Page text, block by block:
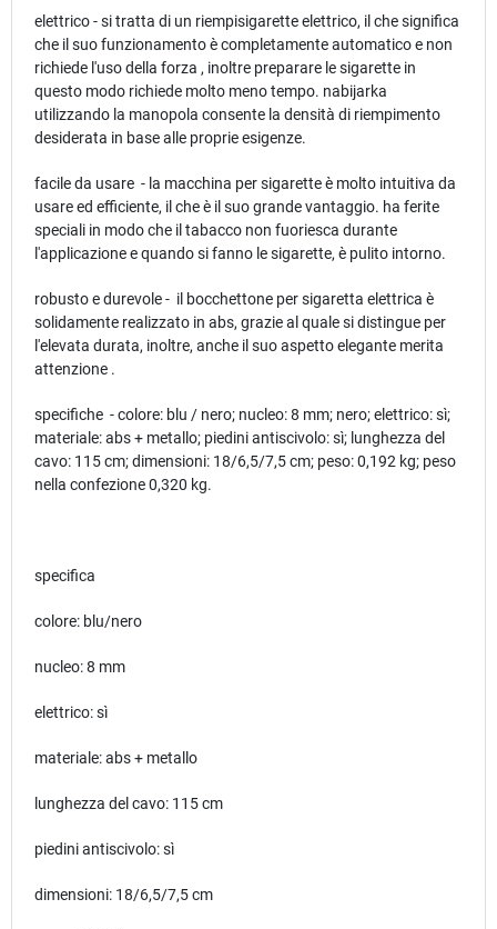
elettrico - si tratta di un riempisigarette elettrico, il che significa
che il suo funzionamento è completamente automatico e non
richiede l'uso della forza , inoltre preparare le sigarette in
questo modo richiede molto meno tempo. nabijarka
utilizzando la manopola consente la densità di riempimento
desiderata in base alle proprie esigenze.
facile da usare - la macchina per sigarette è molto intuitiva da
usare ed efficiente, il che è il suo grande vantaggio. ha ferite
speciali in modo che il tabacco non fuoriesca durante
l'applicazione e quando si fanno le sigarette, è pulito intorno.
robusto e durevole - il bocchettone per sigaretta elettrica è
solidamente realizzato in abs, grazie al quale si distingue per
l'elevata durata, inoltre, anche il suo aspetto elegante merita
attenzione .
specifiche - colore: blu / nero; nucleo: 8 mm; nero; elettrico: sì;
materiale: abs + metallo; piedini antiscivolo: sì; lunghezza del
cavo: 115 cm; dimensioni: 18/6,5/7,5 cm; peso: 0,192 kg; peso
nella confezione 0,320 kg.
specifica
colore: blu/nero
nucleo: 8 mm
elettrico: sì
materiale: abs + metallo
lunghezza del cavo: 115 cm
piedini antiscivolo: sì
dimensioni: 18/6,5/7,5 cm